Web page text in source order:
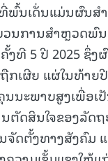
ພົ້ນເດັ່ນແມ່ນຜົນສ
ນການສຳຫຼວດພົນ
ງທີ 5 ປີ 2025 ຊຶ່
ກເຜີຍ ແຜ່ໃນທ້າຍ
ນະພາບສູງເພື່ອເ
ຕັດສິນໃຈຂອງລັດ
ດຕັ້ງທາງສັງຄົມ